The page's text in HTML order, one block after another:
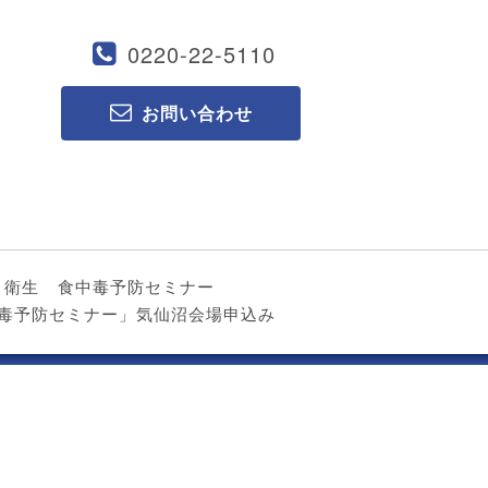
0220-22-5110
お問い合わせ
生
食中毒予防セミナー
予防セミナー」気仙沼会場申込み